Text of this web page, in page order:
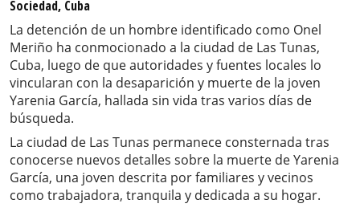
Sociedad, Cuba
La detención de un hombre identificado como Onel
Meriño ha conmocionado a la ciudad de Las Tunas,
Cuba, luego de que autoridades y fuentes locales lo
vincularan con la desaparición y muerte de la joven
Yarenia García, hallada sin vida tras varios días de
búsqueda.
La ciudad de Las Tunas permanece consternada tras
conocerse nuevos detalles sobre la muerte de Yarenia
García, una joven descrita por familiares y vecinos
como trabajadora, tranquila y dedicada a su hogar.